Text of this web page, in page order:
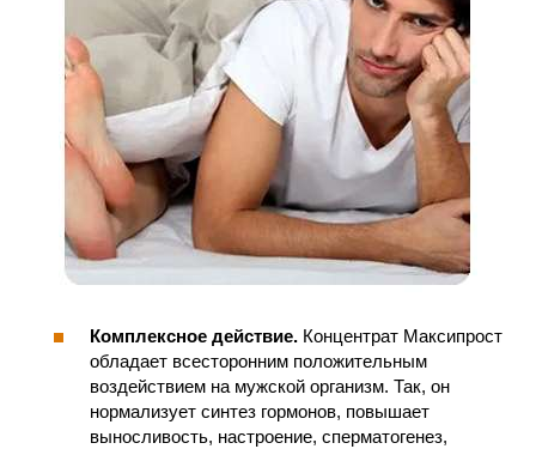
Комплексное действие. Концентрат Максипрост
обладает всесторонним положительным
воздействием на мужской организм. Так, он
нормализует синтез гормонов, повышает
выносливость, настроение, сперматогенез,